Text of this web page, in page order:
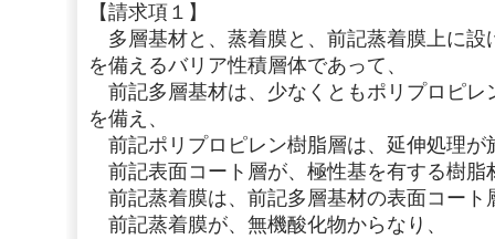
【請求項１】
多層基材と、蒸着膜と、前記蒸着膜上に設
を備えるバリア性積層体であって、
前記多層基材は、少なくともポリプロピレ
を備え、
前記ポリプロピレン樹脂層は、延伸処理が
前記表面コート層が、極性基を有する樹脂
前記蒸着膜は、前記多層基材の表面コート
前記蒸着膜が、無機酸化物からなり、